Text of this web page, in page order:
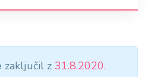
zaključil z 31.8.2020.